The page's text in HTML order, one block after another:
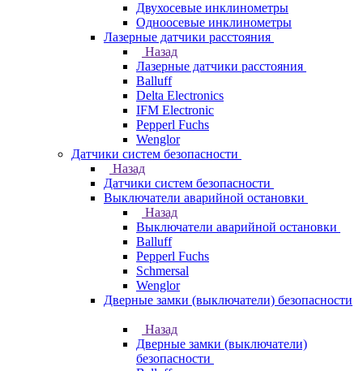
Двухосевые инклинометры
Одноосевые инклинометры
Лазерные датчики расстояния
Назад
Лазерные датчики расстояния
Balluff
Delta Electronics
IFM Electronic
Pepperl Fuchs
Wenglor
Датчики систем безопасности
Назад
Датчики систем безопасности
Выключатели аварийной остановки
Назад
Выключатели аварийной остановки
Balluff
Pepperl Fuchs
Schmersal
Wenglor
Дверные замки (выключатели) безопасности
Назад
Дверные замки (выключатели)
безопасности